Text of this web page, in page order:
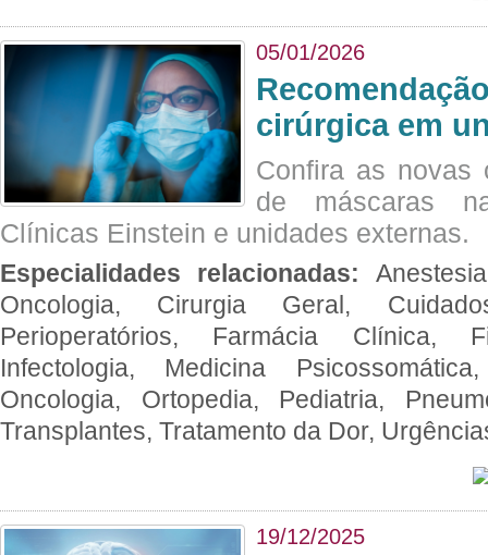
05/01/2026
cirúrgica em
Confira as novas
de máscaras
Clínicas Einstein e unidades externas.
Especialidades relacionadas:
Oncologia, Cirurgia Geral,
Perioperatórios, Farmácia Clínica,
Infectologia, Medicina
Oncologia, Ortopedia, Pediatria,
Transplantes, Tratamento da Dor,
19/12/2025